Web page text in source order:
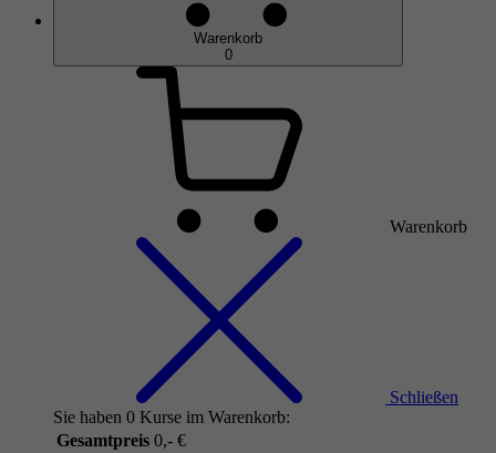
Warenkorb
0
Warenkorb
Schließen
Sie haben 0 Kurse im Warenkorb:
Gesamtpreis 0,- €